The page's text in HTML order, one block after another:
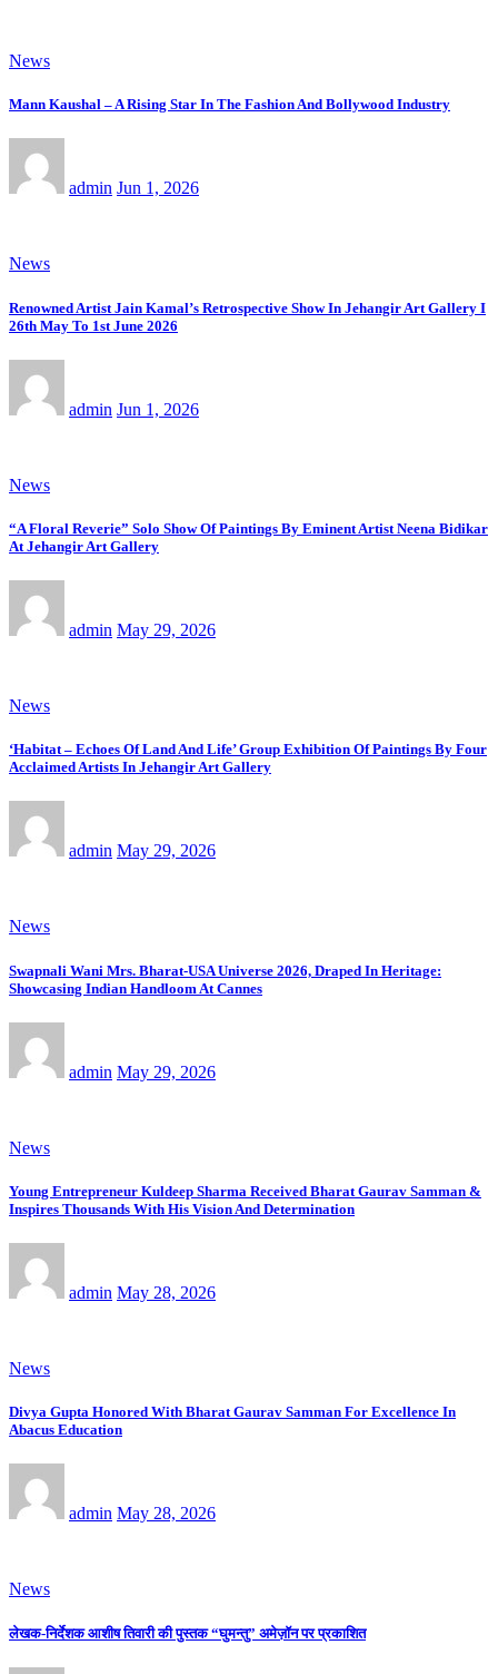
News
Mann Kaushal – A Rising Star In The Fashion And Bollywood Industry
admin Jun 1, 2026
News
Renowned Artist Jain Kamal’s Retrospective Show In Jehangir Art Gallery I
26th May To 1st June 2026
admin Jun 1, 2026
News
“A Floral Reverie” Solo Show Of Paintings By Eminent Artist Neena Bidikar
At Jehangir Art Gallery
admin May 29, 2026
News
‘Habitat – Echoes Of Land And Life’ Group Exhibition Of Paintings By Four
Acclaimed Artists In Jehangir Art Gallery
admin May 29, 2026
News
Swapnali Wani Mrs. Bharat-USA Universe 2026, Draped In Heritage:
Showcasing Indian Handloom At Cannes
admin May 29, 2026
News
Young Entrepreneur Kuldeep Sharma Received Bharat Gaurav Samman &
Inspires Thousands With His Vision And Determination
admin May 28, 2026
News
Divya Gupta Honored With Bharat Gaurav Samman For Excellence In
Abacus Education
admin May 28, 2026
News
लेखक-निर्देशक आशीष तिवारी की पुस्तक “घुमन्तु” अमेज़ॉन पर प्रकाशित